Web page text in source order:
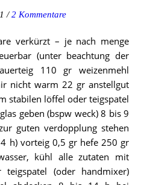
/ 2 Kommentare
(unter beachtung der
110 gr weizenmehl
nicht warm 22 gr anstellgut
stabilen löffel oder teigspatel
geben (bspw weck) 8 bis 9
guten verdopplung stehen
h) vorteig 0,5 gr hefe 250 gr
kühl alle zutaten mit
(oder handmixer)